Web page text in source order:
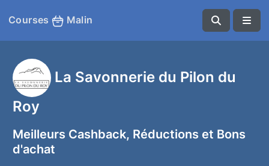
Courses Malin
La Savonnerie du Pilon du
Roy
Meilleurs Cashback, Réductions et Bons
d'achat